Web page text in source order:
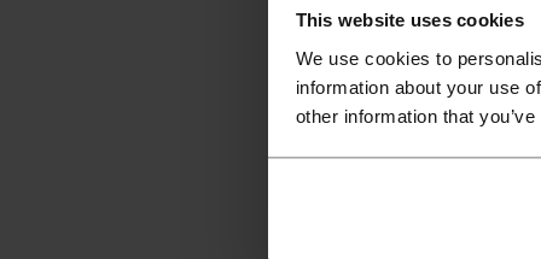
This website uses cookies
We use cookies to
information about your use
other information that